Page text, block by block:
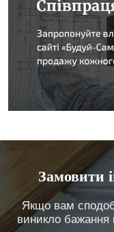
Замовити
Якщо вам
виникло бажання